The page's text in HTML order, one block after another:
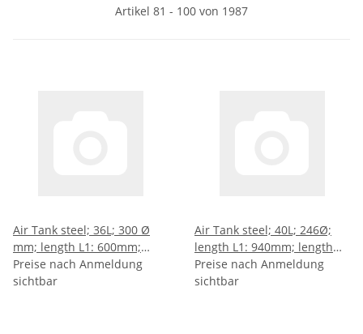
Artikel 81 - 100 von 1987
Air Tank steel; 36L; 300 Ø
mm; length L1: 600mm;
length L2: 576mm; length
L3: 434mm
Preise nach Anmeldung
sichtbar
Air Tank steel; 40L; 246Ø;
length L1: 940mm; length
L2: 923mm; length L3:
773mm
Preise nach Anmeldung
sichtbar